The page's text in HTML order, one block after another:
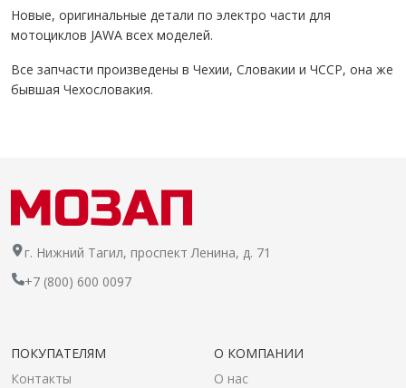
Новые, оригинальные детали по электро части для
мотоциклов JAWA всех моделей.
Все запчасти произведены в Чехии, Словакии и ЧССР, она же
бывшая Чехословакия.
г. Нижний Тагил, проспект Ленина, д. 71
+7 (800) 600 0097
ПОКУПАТЕЛЯМ
Контакты
О КОМПАНИИ
О нас